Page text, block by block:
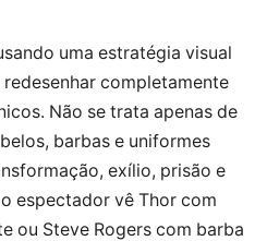
uma estratégia visual
completamente
Não se trata apenas de
barbas e uniformes
exílio, prisão e
espectador vê Thor com
ou Steve Rogers com barba